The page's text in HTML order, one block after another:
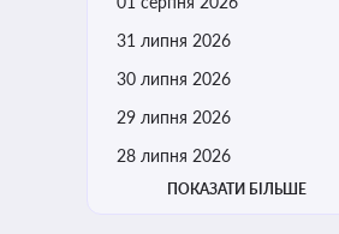
31 липня 2026
30 липня 2026
29 липня 2026
28 липня 2026
ПОКАЗАТИ БІЛЬШЕ